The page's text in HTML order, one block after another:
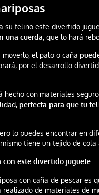
su felino este divertido
una cuerda, que lo hará
moverlo, el palo o caña
por el desarrollo
con materiales
perfecta para que tu
lo puedes encontrar en
tiene un tejido de cola
con este divertido juguete.
con caña de pescar es
realizado de materiales de